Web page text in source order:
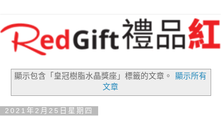
顯示包含「皇冠樹脂水晶獎座」 標籤的文章。
顯示所有
文章
2021年2月25日星期四